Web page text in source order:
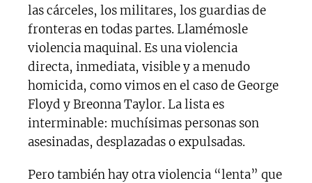
las cárceles, los militares, los guardias de
fronteras en todas partes. Llamémosle
violencia maquinal. Es una violencia
directa, inmediata, visible y a menudo
homicida, como vimos en el caso de George
Floyd y Breonna Taylor. La lista es
interminable: muchísimas personas son
asesinadas, desplazadas o expulsadas.
Pero también hay otra violencia “lenta” que